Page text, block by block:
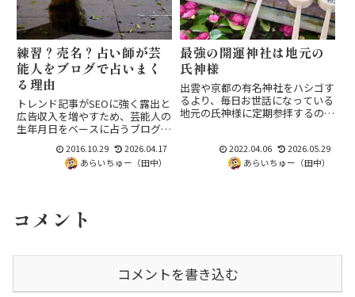
練習？売名？占い師が芸
能人をブログで占いまく
る理由
トレンド記事がSEOに強く露出と
広告収入を増やすため、芸能人の
生年月日をベースに占うブログが
月日での鑑定リスクや、実際の顧
客を占って生年月日を間違えたブ
2016.10.29
2026.04.17
あらいちゅー（田中）
最強の開運神社は地元の
氏神様
出雲や京都の有名神社をハシゴす
るより、毎日お世話になっている
地元の氏神様に定期参拝するのが
神様と長くお付き合いするコツを
占い師の視点からお伝えします。
2022.04.06
2026.05.29
あらいちゅー（田中）
コメント
コメントを書き込む